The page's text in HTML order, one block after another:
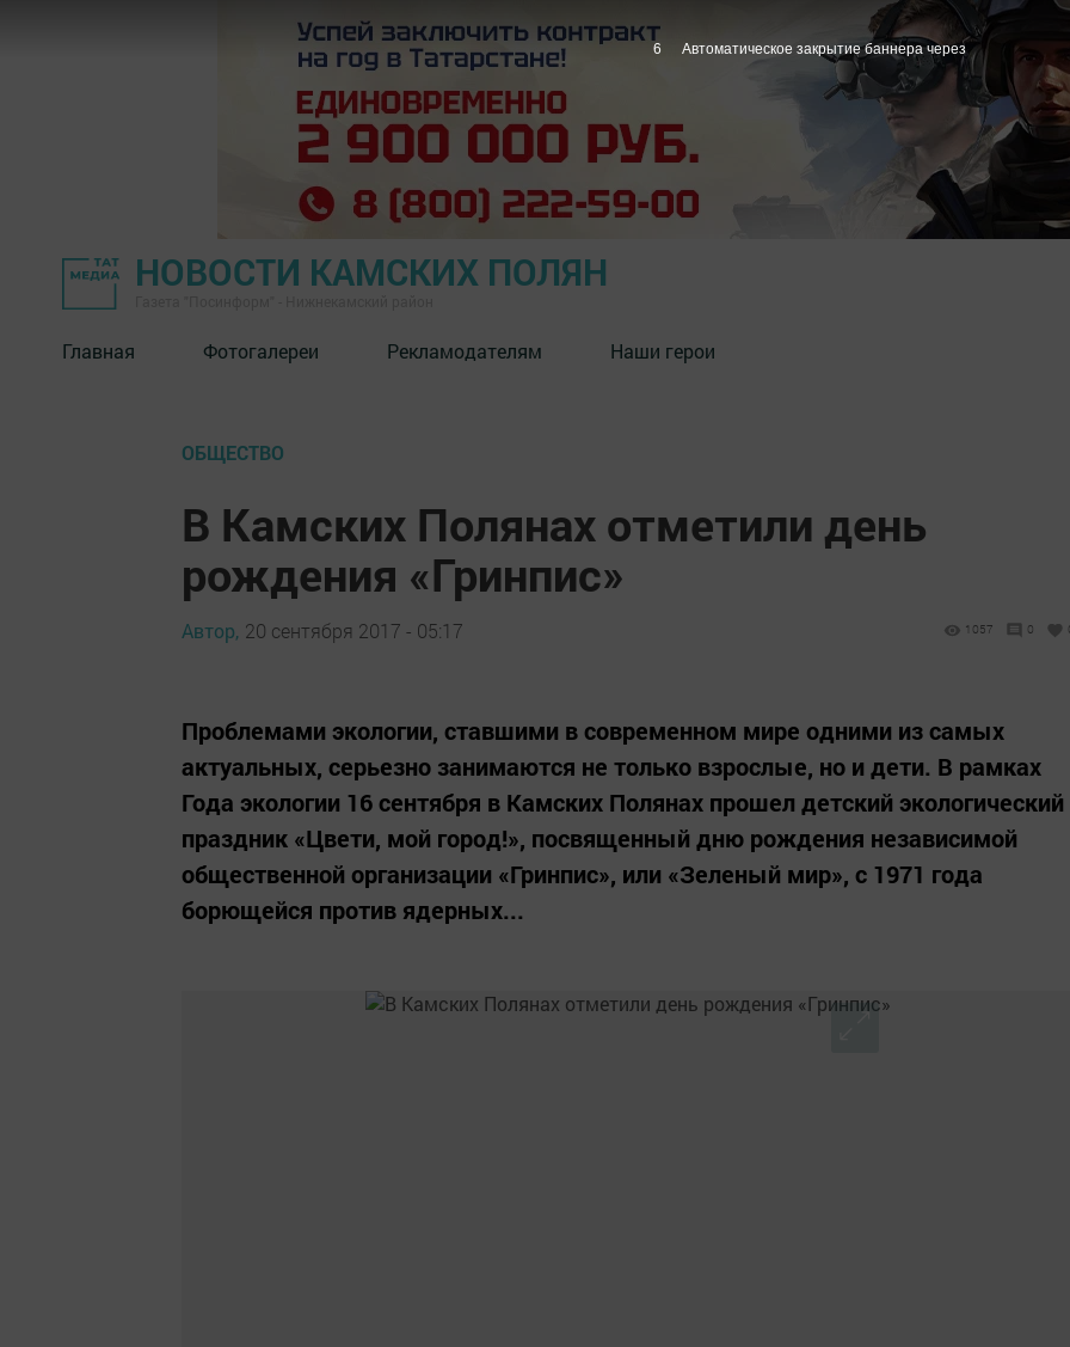
НОВОСТИ КАМСКИХ ПОЛЯН
Главная Фотогалереи Рекламодателям Наши герои
ОБЩЕСТВО
В Камских Полянах отметили день
рождения «Гринпис»
Автор, 20 сентября 2017 - 05:17 1057 0
Проблемами экологии, ставшими в современном мире одними из самых
актуальных, серьезно занимаются не только взрослые, но и дети. В рамках
Года экологии 16 сентября в Камских Полянах прошел детский экологический
праздник «Цвети, мой город!», посвященный дню рождения независимой
общественной организации «Гринпис», или «Зеленый мир», с 1971 года
борющейся против ядерных...
5 Автоматическое закрытие баннера через